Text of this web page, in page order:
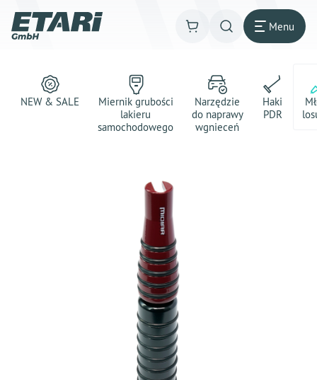
Menu
NEW & SALE
Miernik grubości
lakieru
samochodowego
Narzędzie
do naprawy
wgnieceń
Haki
PDR